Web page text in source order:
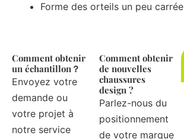
Forme des orteils un peu carrée
Comment obtenir
un échantillon？
Envoyez votre
demande ou
votre projet à
notre service
Comment obtenir
de nouvelles
chaussures
design ?
Parlez-nous du
positionnement
de votre marque